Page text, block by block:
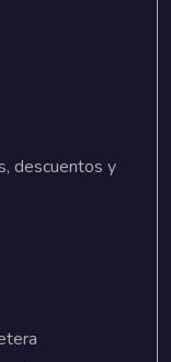
descuentos y